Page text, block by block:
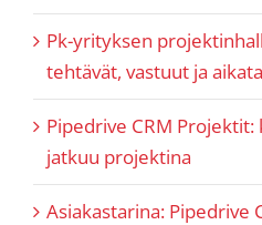
Pk-yrityksen
tehtävät, vastuut ja
Pipedrive CRM
jatkuu projektina
Asiakastarina: Pipedrive